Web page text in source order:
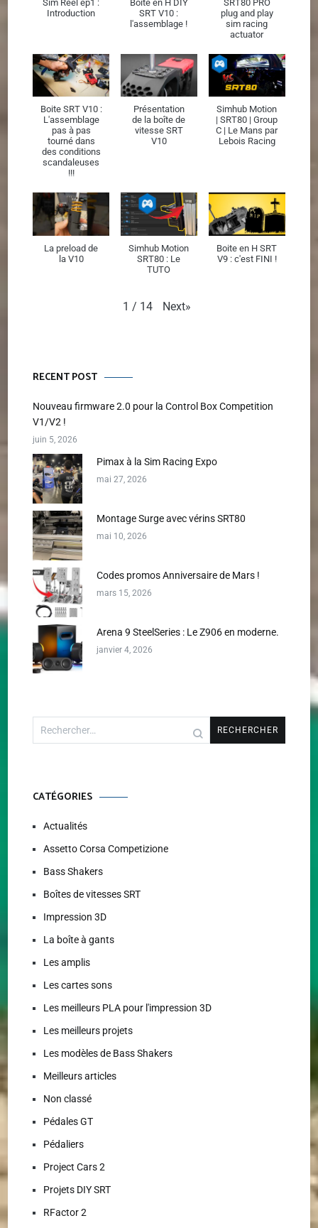
Sim Réel ep1 :
Introduction
Boite en H DIY
SRT V10 :
l'assemblage !
SRT80 PRO
plug and play
sim racing
actuator
Boite SRT V10 :
L'assemblage
pas à pas
tourné dans
des conditions
scandaleuses
!!!
Présentation
de la boîte de
vitesse SRT
V10
Simhub Motion
| SRT80 | Group
C | Le Mans par
Lebois Racing
La preload de
la V10
Simhub Motion
SRT80 : Le
TUTO
Boite en H SRT
V9 : c'est FINI !
1 / 14 Next»
RECENT POST
Nouveau firmware 2.0 pour la Control Box Competition
V1/V2 !
juin 5, 2026
Pimax à la Sim Racing Expo
mai 27, 2026
Montage Surge avec vérins SRT80
mai 10, 2026
Codes promos Anniversaire de Mars !
mars 15, 2026
Arena 9 SteelSeries : Le Z906 en moderne.
janvier 4, 2026
Rechercher :
CATÉGORIES
Actualités
Assetto Corsa Competizione
Bass Shakers
Boîtes de vitesses SRT
Impression 3D
La boîte à gants
Les amplis
Les cartes sons
Les meilleurs PLA pour l'impression 3D
Les meilleurs projets
Les modèles de Bass Shakers
Meilleurs articles
Non classé
Pédales GT
Pédaliers
Project Cars 2
Projets DIY SRT
RFactor 2